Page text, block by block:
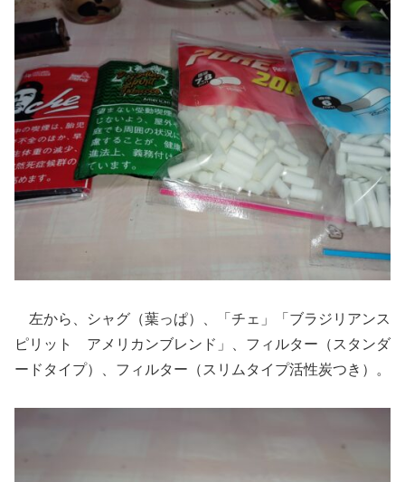
左から、シャグ（葉っぱ）、「チェ」「ブラジリアンス
ピリット アメリカンブレンド」、フィルター（スタンダ
ードタイプ）、フィルター（スリムタイプ活性炭つき）。